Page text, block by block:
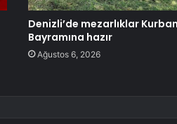
Denizli’de mezarlıklar Kurban
Bayramına hazır
Ağustos 6, 2026